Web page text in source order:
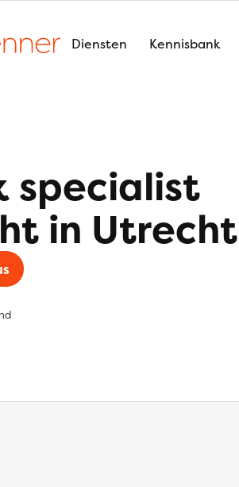
Diensten Kennisbank
specialist
in Utrecht